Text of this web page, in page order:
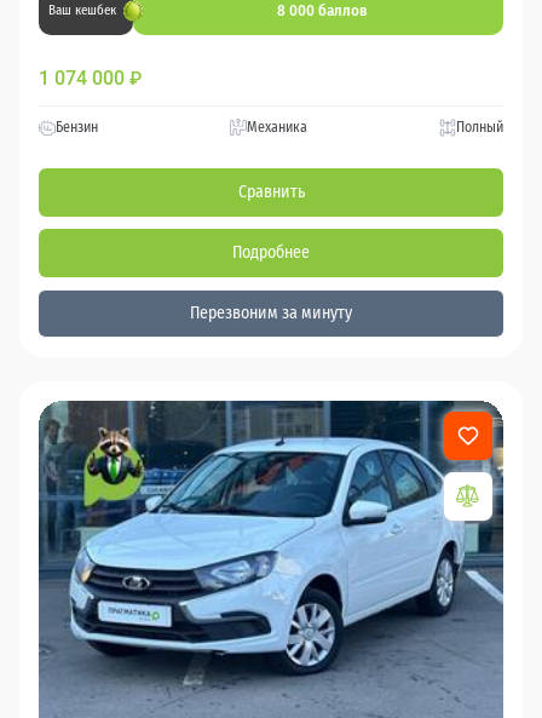
Ваш кешбек 8 000 баллов
1 074 000 ₽
Бензин Механика Полный
Сравнить
Подробнее
Перезвоним за минуту